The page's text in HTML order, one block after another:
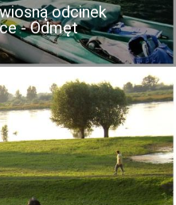
odcinek
- Odmęt